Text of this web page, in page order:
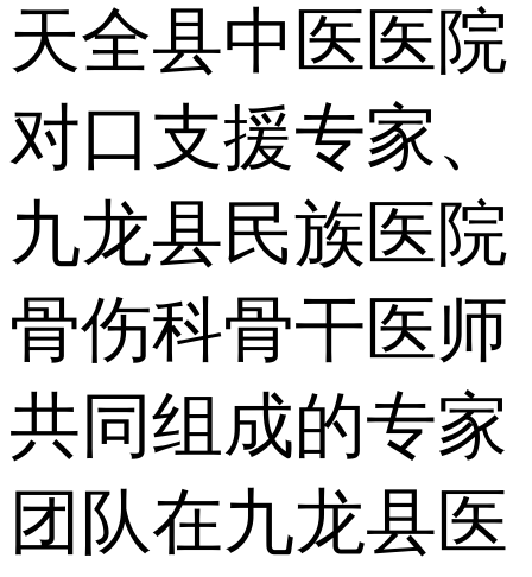
天全县中医医院
对口支援专家、
九龙县民族医院
骨伤科骨干医师
共同组成的专家
团队在九龙县医